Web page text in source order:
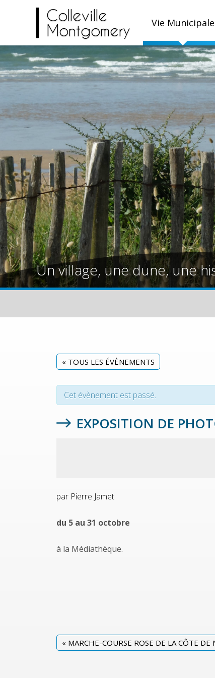
Colleville
Montgomery
Vie Municipale
Un village, une dune, une
« TOUS LES ÉVÈNEMENTS
Cet évènement est passé.
EXPOSITION DE
par Pierre Jamet
du 5 au 31 octobre
à la Médiathèque.
« MARCHE-COURSE ROSE DE LA CÔTE DE